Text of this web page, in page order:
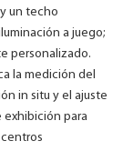
un techo
a juego;
personalizado.
la medición del
in situ y el ajuste
exhibición para